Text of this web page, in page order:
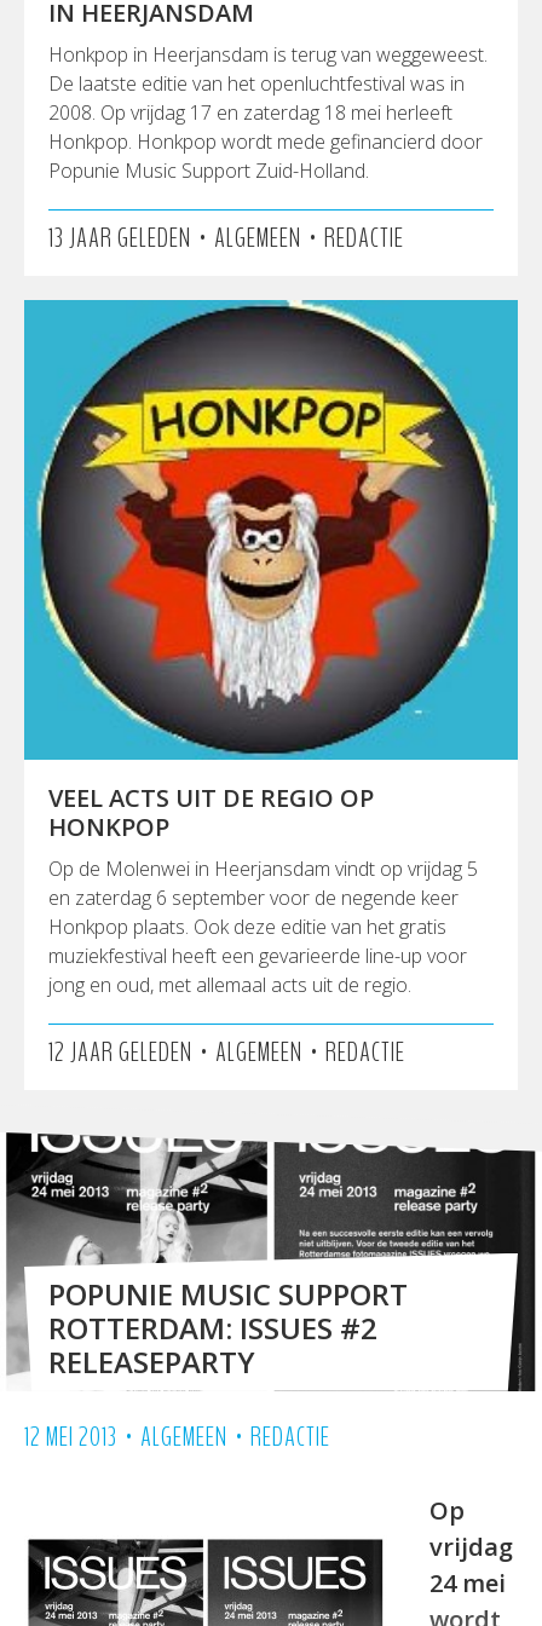
IN HEERJANSDAM
Honkpop in Heerjansdam is terug van weggeweest.
De laatste editie van het openluchtfestival was in
2008. Op vrijdag 17 en zaterdag 18 mei herleeft
Honkpop. Honkpop wordt mede gefinancierd door
Popunie Music Support Zuid-Holland.
13 JAAR GELEDEN • ALGEMEEN • REDACTIE
VEEL ACTS UIT DE REGIO OP
HONKPOP
Op de Molenwei in Heerjansdam vindt op vrijdag 5
en zaterdag 6 september voor de negende keer
Honkpop plaats. Ook deze editie van het gratis
muziekfestival heeft een gevarieerde line-up voor
jong en oud, met allemaal acts uit de regio.
12 JAAR GELEDEN • ALGEMEEN • REDACTIE
POPUNIE MUSIC SUPPORT
ROTTERDAM: ISSUES #2
RELEASEPARTY
12 MEI 2013 • ALGEMEEN • REDACTIE
Op
vrijdag
24 mei
wordt